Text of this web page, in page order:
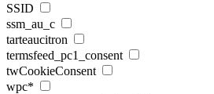
SSID
ssm_au_c
tarteaucitron
termsfeed_pc1_consent
twCookieConsent
wpc*